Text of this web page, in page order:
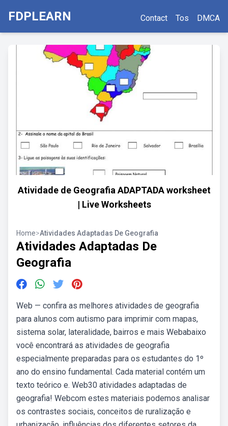
FDPLEARN Contact Tos DMCA
Atividade de Geografia ADAPTADA worksheet
| Live Worksheets
Home>Atividades Adaptadas De Geografia
Atividades Adaptadas De
Geografia
Web — confira as melhores atividades de geografia
para alunos com autismo para imprimir com mapas,
sistema solar, lateralidade, bairros e mais Webabaixo
você encontrará as atividades de geografia
especialmente preparadas para os estudantes do 1º
ano do ensino fundamental. Cada material contém um
texto teórico e. Web30 atividades adaptadas de
geografia! Webcom estes materiais podemos analisar
os contrastes sociais, conceitos de ruralização e